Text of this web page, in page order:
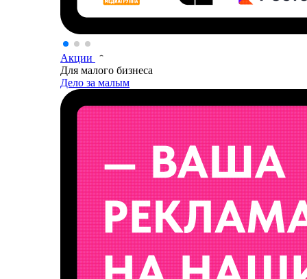
Акции
Для малого бизнеса
Дело за малым